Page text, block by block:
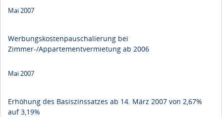
Mai 2007
Werbungskostenpauschalierung bei
Zimmer-/Appartementvermietung ab 2006
Mai 2007
Erhöhung des Basiszinssatzes ab 14. März 2007 von 2,67%
auf 3,19%